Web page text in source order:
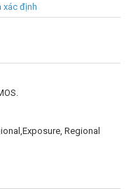
xác định
Regional